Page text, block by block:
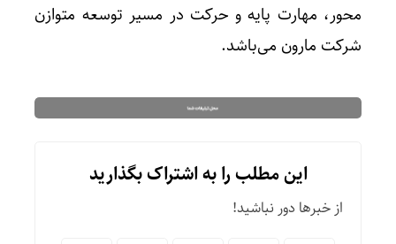
محور، مهارت پایه و حرکت در مسیر توسعه متوازن
شرکت مارون می‌باشد.
این مطلب را به اشتراک بگذارید
از خبرها دور نباشید!